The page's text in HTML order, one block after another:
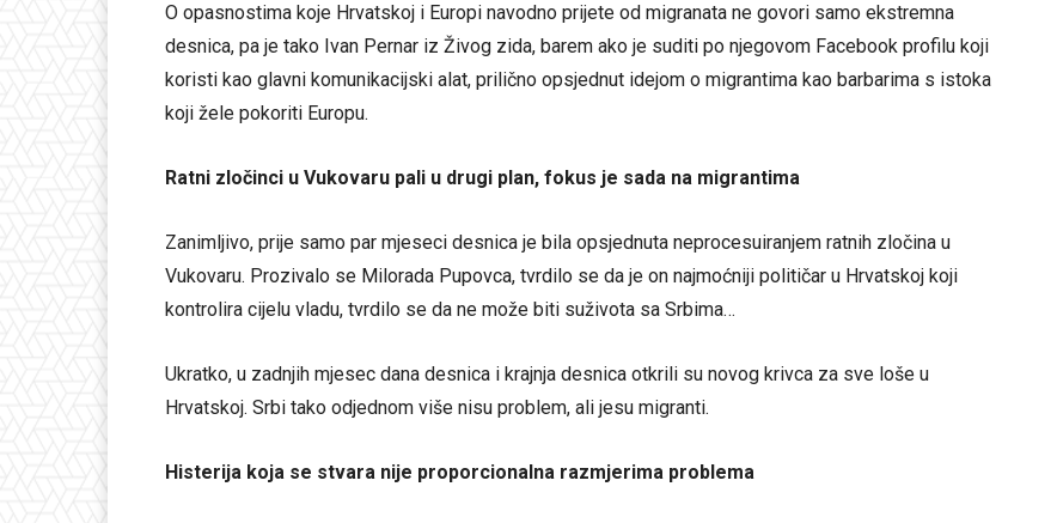
O opasnostima koje Hrvatskoj i Europi navodno prijete od migranata ne govori samo ekstremna
desnica, pa je tako Ivan Pernar iz Živog zida, barem ako je suditi po njegovom Facebook profilu koji
koristi kao glavni komunikacijski alat, prilično opsjednut idejom o migrantima kao barbarima s istoka
koji žele pokoriti Europu.
Ratni zločinci u Vukovaru pali u drugi plan, fokus je sada na migrantima
Zanimljivo, prije samo par mjeseci desnica je bila opsjednuta neprocesuiranjem ratnih zločina u
Vukovaru. Prozivalo se Milorada Pupovca, tvrdilo se da je on najmoćniji političar u Hrvatskoj koji
kontrolira cijelu vladu, tvrdilo se da ne može biti suživota sa Srbima…
Ukratko, u zadnjih mjesec dana desnica i krajnja desnica otkrili su novog krivca za sve loše u
Hrvatskoj. Srbi tako odjednom više nisu problem, ali jesu migranti.
Histerija koja se stvara nije proporcionalna razmjerima problema